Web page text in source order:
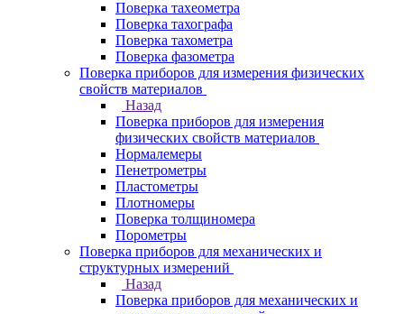
Поверка тахеометра
Поверка тахографа
Поверка тахометра
Поверка фазометра
Поверка приборов для измерения физических
свойств материалов
Назад
Поверка приборов для измерения
физических свойств материалов
Нормалемеры
Пенетрометры
Пластометры
Плотномеры
Поверка толщиномера
Порометры
Поверка приборов для механических и
структурных измерений
Назад
Поверка приборов для механических и